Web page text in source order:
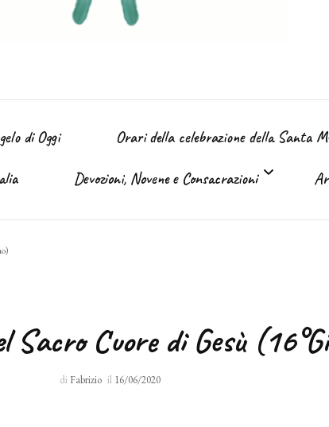
di Oggi Orari della celebrazione della Santa
Devozioni, Novene e Consacrazioni
Sacro Manto
Sacro Cuore di Gesù
di Fabrizio il 16/06/2020